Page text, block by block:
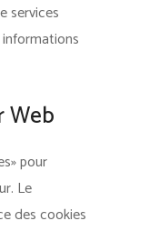
services
Web
pour
Le
des cookies